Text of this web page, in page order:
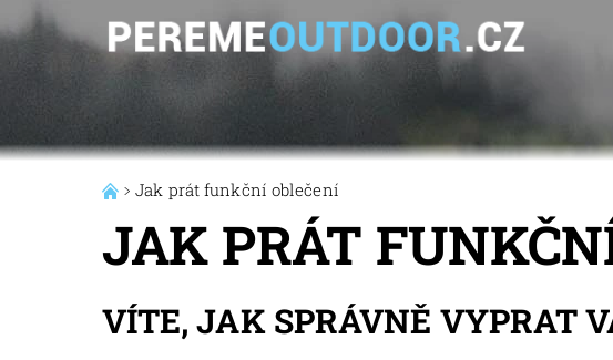
Jak prát funkční oblečení
JAK PRÁT
VÍTE, JAK SPRÁVNĚ VYPRAT